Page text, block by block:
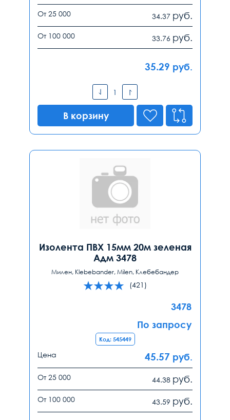
От 25 000 34.37 руб.
От 100 000 33.76 руб.
35.29 руб.
В корзину
Изолента ПВХ 15мм 20м зеленая
Адм 3478
Милен, Klebebander, Milen, Клебебандер
(421)
3478
По запросу
Код: 545449
Цена 45.57 руб.
От 25 000 44.38 руб.
От 100 000 43.59 руб.